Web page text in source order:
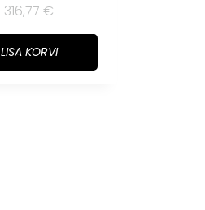
316,77€
LISA KORVI